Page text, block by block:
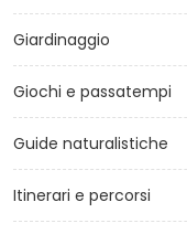
Giardinaggio
Giochi e passatempi
Guide naturalistiche
Itinerari e percorsi